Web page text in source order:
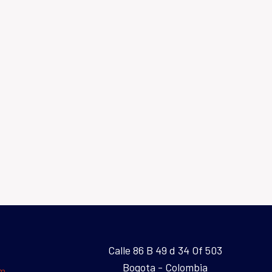
Calle 86 B 49 d 34 Of 503
Bogota - Colombia